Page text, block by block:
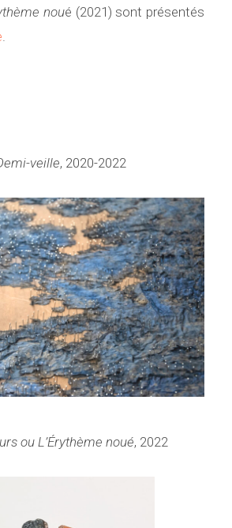
noué (2021) sont présentés
.
veille, 2020-2022
ou L’Érythème noué, 2022